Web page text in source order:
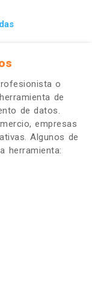
o
de
de datos.
empresas
Algunos de
herramienta: